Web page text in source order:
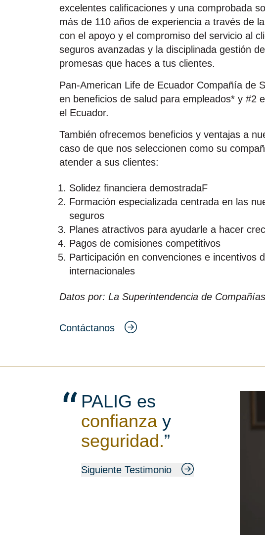
excelentes calificaciones y una comprobada
más de 110 años de experiencia a través de
con el apoyo y el compromiso del servicio al
seguros avanzadas y la disciplinada gestión
promesas que haces a tus clientes.
Pan‑American Life de Ecuador Compañía de
en beneficios de salud para empleados* y #2
el Ecuador.
También ofrecemos beneficios y ventajas a
caso de que nos seleccionen como su
atender a sus clientes:
Solidez financiera demostradaF
Formación especializada centrada en las
seguros
Planes atractivos para ayudarle a hacer
Pagos de comisiones competitivos
Participación en convenciones e incentivos
internacionales
Datos por: La Superintendencia de
Contáctanos
PALIG es
confianza y
seguridad.”
Siguiente Testimonio